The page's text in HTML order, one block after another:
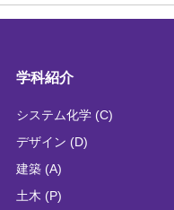
学科紹介
システム化学 (C)
デザイン (D)
建築 (A)
土木 (P)